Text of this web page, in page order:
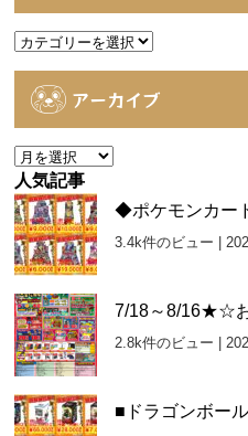
カ
アーカイブ
ア
ー
カ
イ
ブ
人気記事
◆ポケモンカー
3.4k件のビュー |
7/18～8/16★☆
2.8k件のビュー |
■ドラゴンボー